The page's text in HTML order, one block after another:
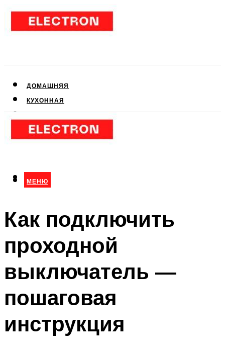
ДОМАШНЯЯ
КУХОННАЯ
КЛИМАТИЧЕСКАЯ
МЕНЮ
МЕНЮ
Как подключить
проходной
выключатель —
пошаговая
инструкция